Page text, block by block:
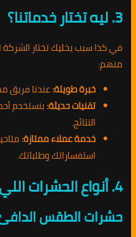
3. ليه تختار خدماتنا؟
في كذا سبب يخليك تختار الشركة
منهم:
خبرة طويلة:عندنا فريق
تقنيات حديثة:بنستخدم
النتائج.
خدمة عملاء ممتازة:
استفساراتك وطلباتك.
4. أنواع الحشرات اللي بنحاربها
حشرات الطقس